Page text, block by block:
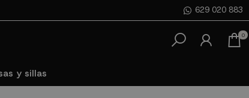
629 020 883
0
y sillas